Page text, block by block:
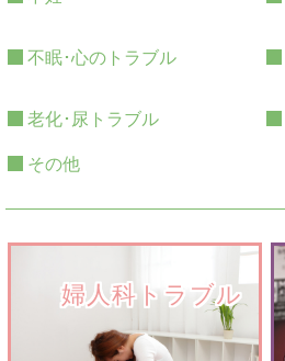
不眠･心のトラブル
老化･尿トラブル
その他
婦人科トラブル